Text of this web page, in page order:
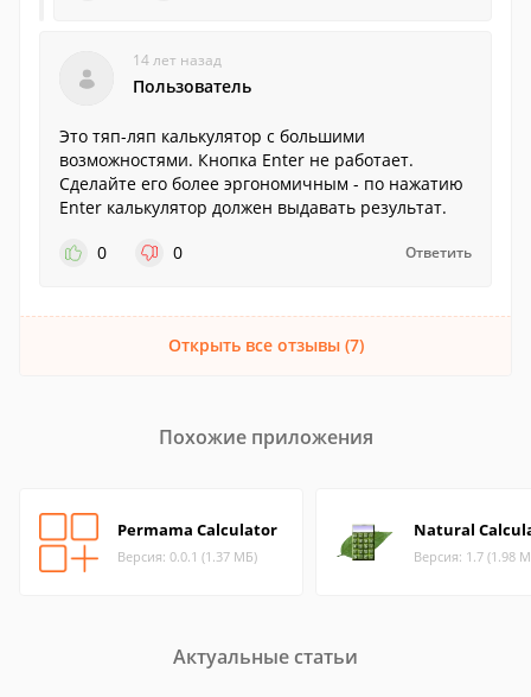
14 лет назад
Пользователь
Это тяп-ляп калькулятор с большими
возможностями. Кнопка Enter не работает.
Сделайте его более эргономичным - по нажатию
Enter калькулятор должен выдавать результат.
0
0 Ответить
Открыть все отзывы (7)
Похожие приложения
Permama Calculator
Версия: 0.0.1 (1.37 МБ)
Natural
Версия: 1.7 (1.98
Актуальные статьи